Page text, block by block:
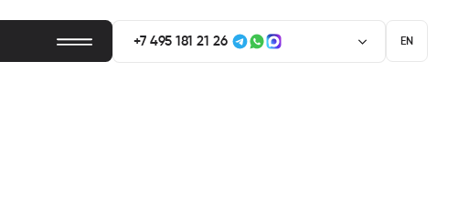
+7 495 181 21 26 EN